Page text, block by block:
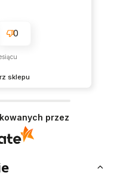
sklepu
obsługę tak
raz jeszcze!
0
przez